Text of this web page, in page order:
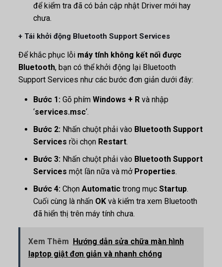
để kiểm tra đã có bản cập nhật Driver mới hay
chưa.
+ Tái khởi động Bluetooth Support Services
Để khắc phục lỗi máy tính không kết nối được
Bluetooth, bạn có thể khởi động lại Bluetooth
Support Services như các bước đơn giản dưới đây:
Bước 1: Gõ phím Windows + Rvà nhập
‘services.msc‘.
Bước 2: Nhấn chuột phải vào Bluetooth Support
Services rồi chọn Restart.
Bước 3: Nhấn chuột phải vào Bluetooth Support
Services một lần nữa và mở Properties.
Bước 4: Chọn Automatictrong mục Startup.
Cuối cùng là nhấn OKvà kiểm tra xem Bluetooth
đã hiển thị trên máy tính chưa.
Xem Thêm Hướng dẫn sửa chữa màn hình
laptop giật đơn giản và nhanh chóng